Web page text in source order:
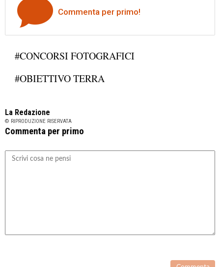
Commenta per primo!
#CONCORSI FOTOGRAFICI
#OBIETTIVO TERRA
La Redazione
© RIPRODUZIONE RISERVATA
Commenta per primo